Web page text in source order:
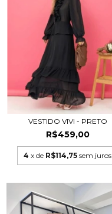
VESTIDO VIVI - PRETO
R$459,00
4 x de R$114,75 sem juros